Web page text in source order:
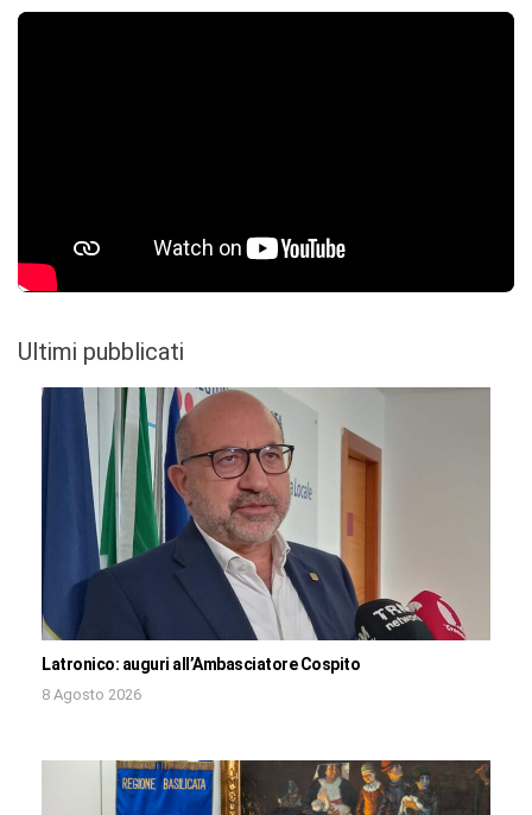
Ultimi pubblicati
Latronico: auguri all’Ambasciatore Cospito
8 Agosto 2026